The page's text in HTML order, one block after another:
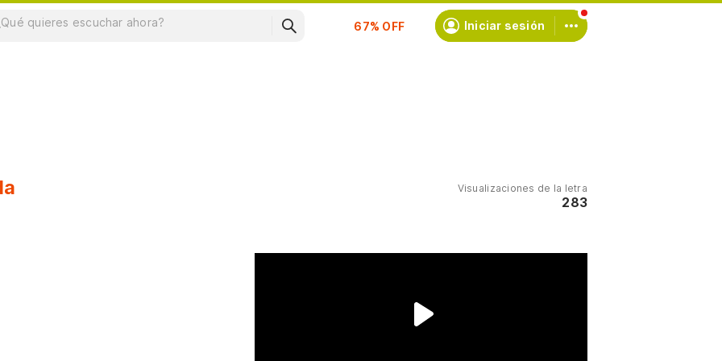
Suscríbete Iniciar sesión
Visualizaciones de la letra
283